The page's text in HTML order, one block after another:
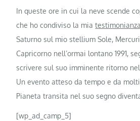
In queste ore in cui la neve scende
che ho condiviso la miatestimonianza
Saturno sul mio stellium Sole,
Capricorno nell’ormai lontano 1991,
scrivere sul suo imminente ritorno nel
Un evento atteso da tempo e da
Pianeta transita nel suo segno
[wp_ad_camp_5]